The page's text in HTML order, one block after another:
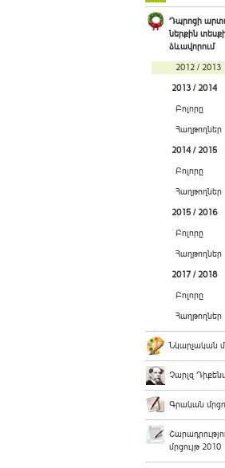
Դպրոցի
ներքին
ձևավորում
2012 / 2013
2013 / 2014
Բոլորը
Հաղթողներ
2014 / 2015
Բոլորը
Հաղթողներ
2015 / 2016
Բոլորը
Հաղթողներ
2017 / 2018
Բոլորը
Հաղթողներ
Նկարչական
Չարլզ Դիքենս
Գրական
մրցույթ 2010